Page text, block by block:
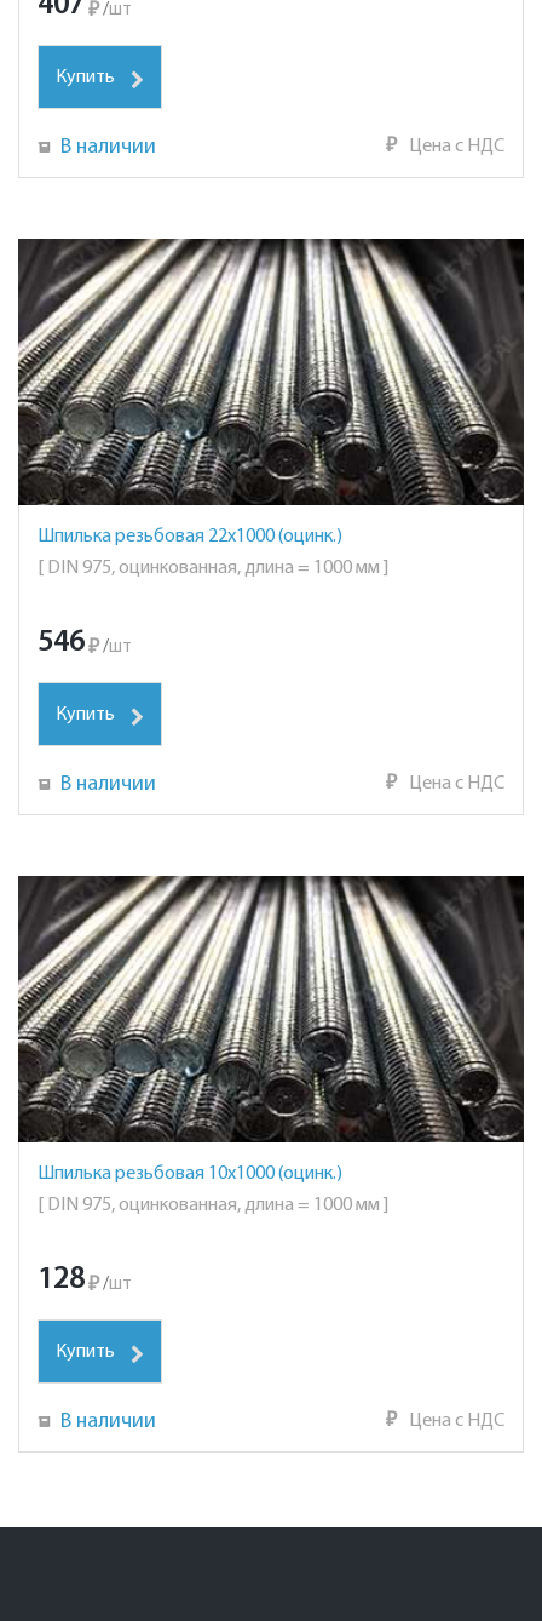
₽ /шт
Купить
В наличии ₽ Цена с НДС
Шпилька резьбовая 22х1000 (оцинк.)
[ DIN 975, оцинкованная, длина = 1000 мм ]
546₽ /шт
Купить
В наличии ₽ Цена с НДС
Шпилька резьбовая 10х1000 (оцинк.)
[ DIN 975, оцинкованная, длина = 1000 мм ]
128₽ /шт
Купить
В наличии ₽ Цена с НДС